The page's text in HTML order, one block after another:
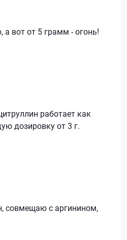
а вот от 5 грамм - огонь!
работает как
дозировку от 3 г.
совмещаю с аргинином,